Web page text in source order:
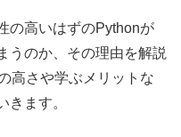
の高いはずのPythonが
うのか、その理由を解説
高さや学ぶメリットな
きます。